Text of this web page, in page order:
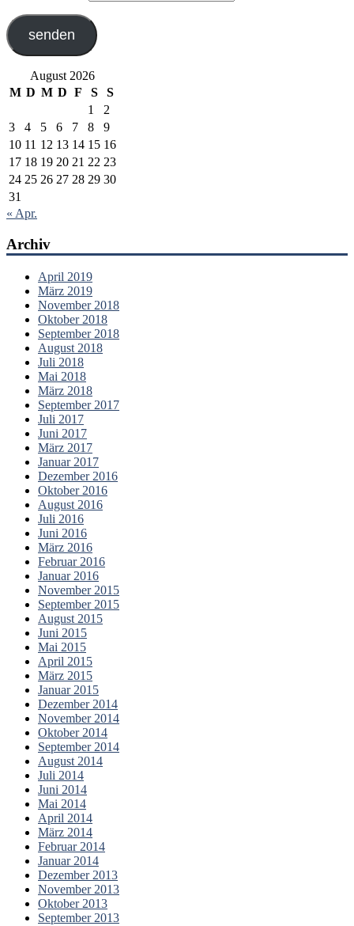
senden
August 2026
M D M D F S
S
1
2
3
4 5 6 7 8
9
10 11 12 13 14 15 16
17 18 19 20 21 22 23
24 25 26 27 28 29 30
31
« Apr.
Archiv
April 2019
März 2019
November 2018
Oktober 2018
September 2018
August 2018
Juli 2018
Mai 2018
März 2018
September 2017
Juli 2017
Juni 2017
März 2017
Januar 2017
Dezember 2016
Oktober 2016
August 2016
Juli 2016
Juni 2016
März 2016
Februar 2016
Januar 2016
November 2015
September 2015
August 2015
Juni 2015
Mai 2015
April 2015
März 2015
Januar 2015
Dezember 2014
November 2014
Oktober 2014
September 2014
August 2014
Juli 2014
Juni 2014
Mai 2014
April 2014
März 2014
Februar 2014
Januar 2014
Dezember 2013
November 2013
Oktober 2013
September 2013